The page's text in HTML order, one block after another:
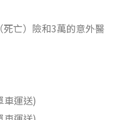
死亡）險和3萬的意外醫
車運送)